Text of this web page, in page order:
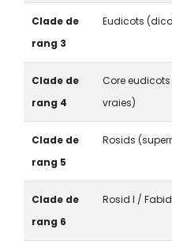
Clade de
rang 3
Eudicots
Clade de
rang 4
Core
vraies)
Clade de
rang 5
Rosids
Clade de
rang 6
Rosid I /